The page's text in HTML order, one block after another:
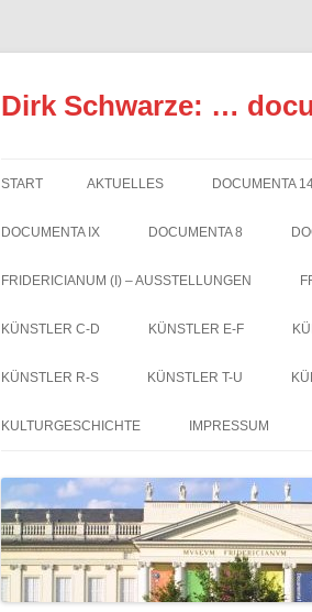
Dirk Schwarze: …
START AKTUELLES DOCUMENTA
DOCUMENTA IX DOCUMENTA 8
FRIDERICIANUM (I) – AUSSTELLUNGEN
KÜNSTLER C-D KÜNSTLER E-F
KÜNSTLER R-S KÜNSTLER T-U
KULTURGESCHICHTE IMPRESSUM